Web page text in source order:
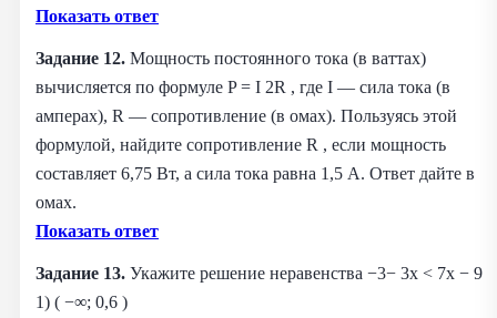
Показать ответ
Задание 12. Мощность постоянного тока (в ваттах)
вычисляется по формуле P = I 2R , где I — сила тока (в
амперах), R — сопротивление (в омах). Пользуясь этой
формулой, найдите сопротивление R , если мощность
составляет 6,75 Вт, а сила тока равна 1,5 А. Ответ дайте в
омах.
Показать ответ
Задание 13. Укажите решение неравенства −3− 3x < 7x − 9
1) ( −∞; 0,6 )